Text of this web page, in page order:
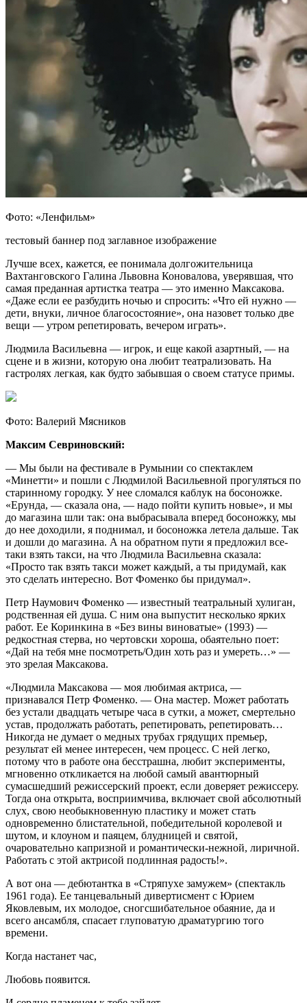
Фото: «Ленфильм»
тестовый баннер под заглавное изображение
Лучше всех, кажется, ее понимала долгожительница
Вахтанговского Галина Львовна Коновалова, уверявшая, что
самая преданная артистка театра — это именно Максакова.
«Даже если ее разбудить ночью и спросить: «Что ей нужно —
дети, внуки, личное благосостояние», она назовет только две
вещи — утром репетировать, вечером играть».
Людмила Васильевна — игрок, и еще какой азартный, — на
сцене и в жизни, которую она любит театрализовать. На
гастролях легкая, как будто забывшая о своем статусе примы.
Фото: Валерий Мясников
Максим Севриновский:
— Мы были на фестивале в Румынии со спектаклем
«Минетти» и пошли с Людмилой Васильевной прогуляться по
старинному городку. У нее сломался каблук на босоножке.
«Ерунда, — сказала она, — надо пойти купить новые», и мы
до магазина шли так: она выбрасывала вперед босоножку, мы
до нее доходили, я поднимал, и босоножка летела дальше. Так
и дошли до магазина. А на обратном пути я предложил все-
таки взять такси, на что Людмила Васильевна сказала:
«Просто так взять такси может каждый, а ты придумай, как
это сделать интересно. Вот Фоменко бы придумал».
Петр Наумович Фоменко — известный театральный хулиган,
родственная ей душа. С ним она выпустит несколько ярких
работ. Ее Коринкина в «Без вины виноватые» (1993) —
редкостная стерва, но чертовски хороша, обаятельно поет:
«Дай на тебя мне посмотреть/Один хоть раз и умереть…» —
это зрелая Максакова.
«Людмила Максакова — моя любимая актриса, —
признавался Петр Фоменко. — Она мастер. Может работать
без устали двадцать четыре часа в сутки, а может, смертельно
устав, продолжать работать, репетировать, репетировать…
Никогда не думает о медных трубах грядущих премьер,
результат ей менее интересен, чем процесс. С ней легко,
потому что в работе она бесстрашна, любит эксперименты,
мгновенно откликается на любой самый авантюрный
сумасшедший режиссерский проект, если доверяет режиссеру.
Тогда она открыта, восприимчива, включает свой абсолютный
слух, свою необыкновенную пластику и может стать
одновременно блистательной, победительной королевой и
шутом, и клоуном и паяцем, блудницей и святой,
очаровательно капризной и романтически-нежной, лиричной.
Работать с этой актрисой подлинная радость!».
А вот она — дебютантка в «Стряпухе замужем» (спектакль
1961 года). Ее танцевальный дивертисмент с Юрием
Яковлевым, их молодое, сногсшибательное обаяние, да и
всего ансамбля, спасает глуповатую драматургию того
времени.
Когда настанет час,
Любовь появится.